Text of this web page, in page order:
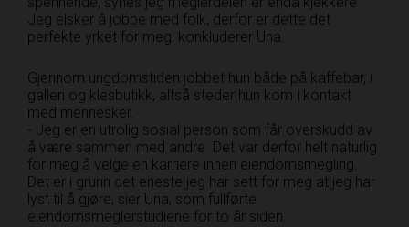
Jeg elsker å jobbe med folk, derfor er dette det
perfekte yrket for meg, konkluderer Una.
Gjennom ungdomstiden jobbet hun både på kaffebar, i
galleri og klesbutikk, altså steder hun kom i kontakt
med mennesker.
- Jeg er en utrolig sosial person som får overskudd av
å være sammen med andre. Det var derfor helt naturlig
for meg å velge en karriere innen eiendomsmegling.
Det er i grunn det eneste jeg har sett for meg at jeg har
lyst til å gjøre, sier Una, som fullførte
eiendomsmeglerstudiene for to år siden.